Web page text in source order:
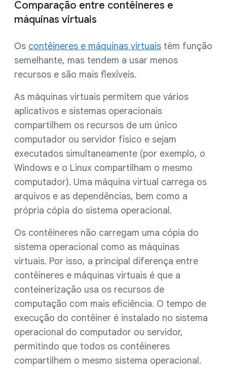
Comparação entre contêineres e
máquinas virtuais
Os contêineres e máquinas virtuais têm função
semelhante, mas tendem a usar menos
recursos e são mais flexíveis.
As máquinas virtuais permitem que vários
aplicativos e sistemas operacionais
compartilhem os recursos de um único
computador ou servidor físico e sejam
executados simultaneamente (por exemplo, o
Windows e o Linux compartilham o mesmo
computador). Uma máquina virtual carrega os
arquivos e as dependências, bem como a
própria cópia do sistema operacional.
Os contêineres não carregam uma cópia do
sistema operacional como as máquinas
virtuais. Por isso, a principal diferença entre
contêineres e máquinas virtuais é que a
conteinerização usa os recursos de
computação com mais eficiência. O tempo de
execução do contêiner é instalado no sistema
operacional do computador ou servidor,
permitindo que todos os contêineres
compartilhem o mesmo sistema operacional.